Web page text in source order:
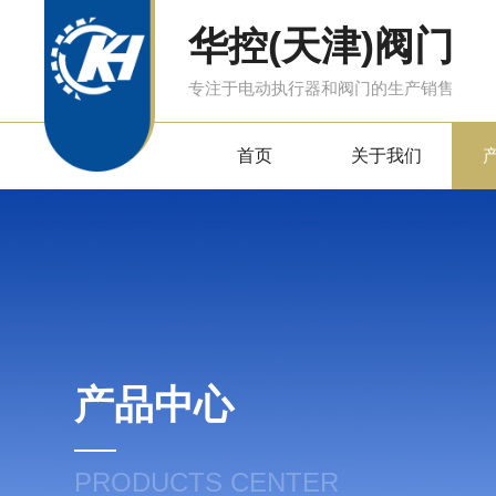
华控(天津)阀门
专注于电动执行器和阀门的生产销售
首页 关于我们
产品中心
PRODUCTS CENTER